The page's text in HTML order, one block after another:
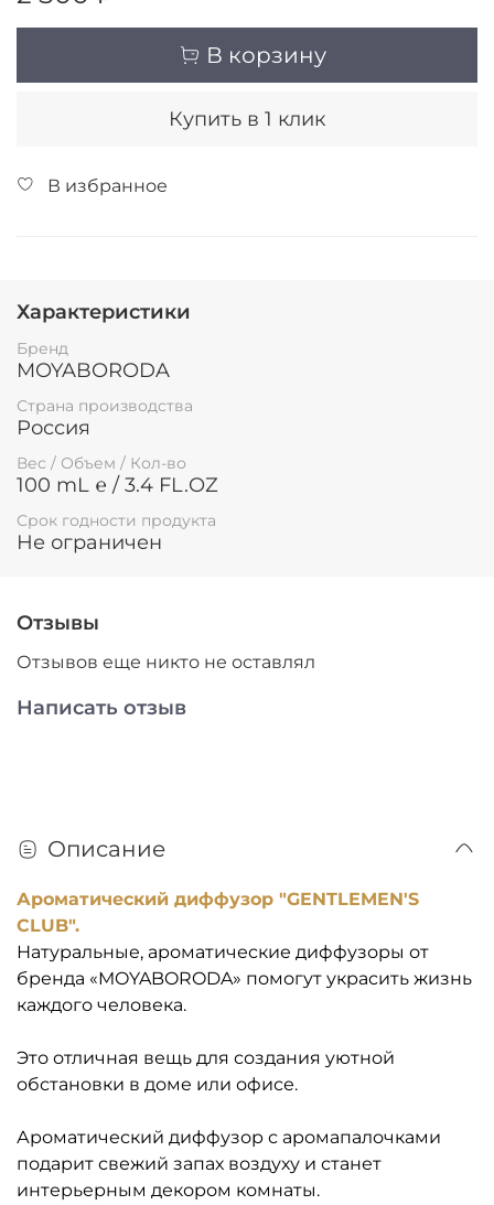
В корзину
Купить в 1 клик
В избранное
Характеристики
Бренд
MOYABORODA
Страна производства
Россия
Вес / Объем / Кол-во
100 mL ℮ / 3.4 FL.OZ
Срок годности продукта
Не ограничен
Отзывы
Отзывов еще никто не оставлял
Написать отзыв
Описание
Ароматический диффузор "GENTLEMEN'S
CLUB".
Натуральные, ароматические диффузоры от
бренда «MOYABORODA» помогут украсить жизнь
каждого человека.
Это отличная вещь для создания уютной
обстановки в доме или офисе.
Ароматический диффузор с аромапалочками
подарит свежий запах воздуху и станет
интерьерным декором комнаты.